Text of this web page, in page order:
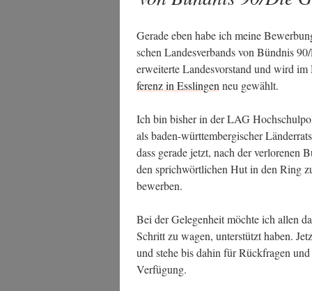
renz
2013“
Gera­de eben habe ich mei­ne
schen Lan­des­ver­bands von Bünd­nis
erwei­ter­te Lan­des­vor­stand und wird
fe­renz in Ess­lin­gen neu gewählt.
Ich bin bis­her in der LAG
als baden-würt­tem­ber­gi­scher
dass gera­de jetzt, nach der ver­lo­re­nen
den sprich­wört­li­chen Hut in den Ring
bewerben.
Bei der Gele­gen­heit möch­te ich allen
Schritt zu wagen, unter­stützt haben.
und ste­he bis dahin für Rück­fra­gen
Verfügung.